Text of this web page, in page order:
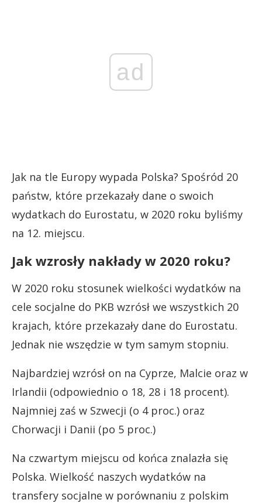
ad
Jak na tle Europy wypada Polska? Spośród 20
państw, które przekazały dane o swoich
wydatkach do Eurostatu, w 2020 roku byliśmy
na 12. miejscu.
Jak wzrosły nakłady w 2020 roku?
W 2020 roku stosunek wielkości wydatków na
cele socjalne do PKB wzrósł we wszystkich 20
krajach, które przekazały dane do Eurostatu.
Jednak nie wszędzie w tym samym stopniu.
Najbardziej wzrósł on na Cyprze, Malcie oraz w
Irlandii (odpowiednio o 18, 28 i 18 procent).
Najmniej zaś w Szwecji (o 4 proc.) oraz
Chorwacji i Danii (po 5 proc.)
Na czwartym miejscu od końca znalazła się
Polska. Wielkość naszych wydatków na
transfery socjalne w porównaniu z polskim